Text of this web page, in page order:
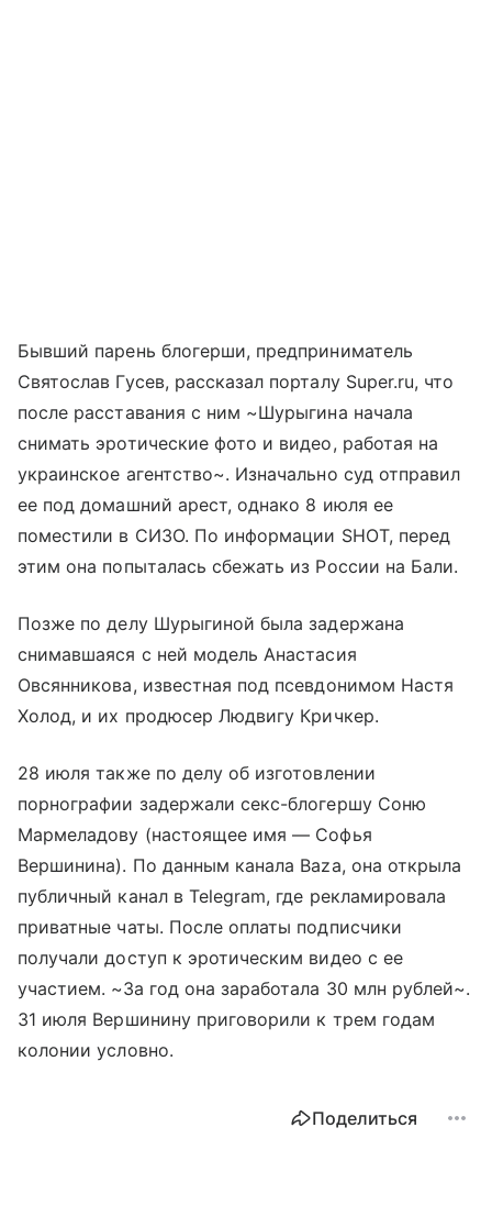
Бывший парень блогерши, предприниматель
Святослав Гусев, рассказал порталу Super.ru, что
после расставания с ним ~Шурыгина начала
снимать эротические фото и видео, работая на
украинское агентство~. Изначально суд отправил
ее под домашний арест, однако 8 июля ее
поместили в СИЗО. По информации SHOT, перед
этим она попыталась сбежать из России на Бали.
Позже по делу Шурыгиной была задержана
снимавшаяся с ней модель Анастасия
Овсянникова, известная под псевдонимом Настя
Холод, и их продюсер Людвигу Кричкер.
28 июля также по делу об изготовлении
порнографии задержали секс-блогершу Соню
Мармеладову (настоящее имя — Софья
Вершинина). По данным канала Baza, она открыла
публичный канал в Telegram, где рекламировала
приватные чаты. После оплаты подписчики
получали доступ к эротическим видео с ее
участием. ~За год она заработала 30 млн рублей~.
31 июля Вершинину приговорили к трем годам
колонии условно.
Поделиться